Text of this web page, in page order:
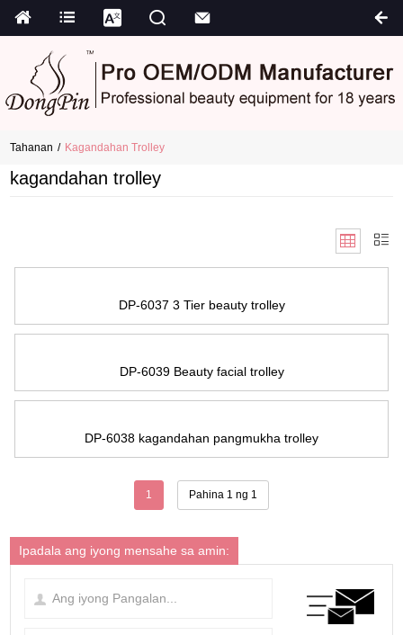
Tahanan Kagandahan Trolley
kagandahan trolley
DP-6037 3 Tier beauty trolley
DP-6039 Beauty facial trolley
DP-6038 kagandahan pangmukha trolley
1 Pahina 1 ng 1
Ipadala ang iyong mensahe sa amin: